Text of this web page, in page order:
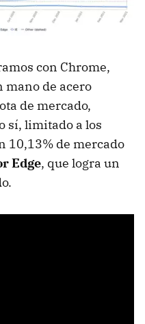
con Chrome,
mano de acero
de mercado,
sí, limitado a los
10,13% de mercado
Edge, que logra un